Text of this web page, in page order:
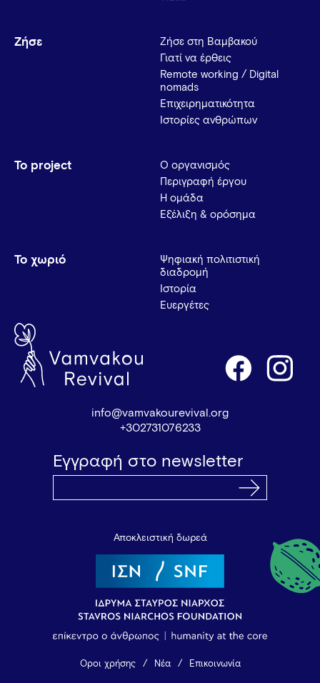
Ζήσε
Ζήσε στη Βαμβακού
Γιατί να έρθεις
Remote working / Digital
nomads
Επιχειρηματικότητα
Ιστορίες ανθρώπων
Το project
Ο οργανισμός
Περιγραφή έργου
Η ομάδα
Εξέλιξη & ορόσημα
Το χωριό
Ψηφιακή πολιτιστική
διαδρομή
Ιστορία
Ευεργέτες
info@vamvakourevival.org
+302731076233
Εγγραφή στο newsletter
Αποκλειστική δωρεά
Όροι χρήσης Νέα Επικοινωνία